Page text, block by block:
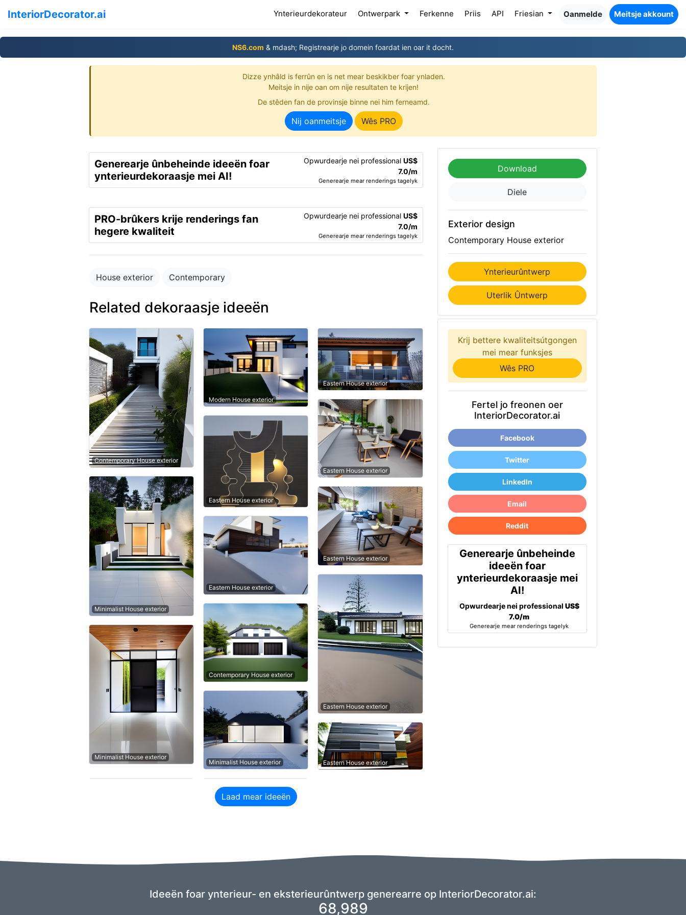
InteriorDecorator.ai Ynterieurdekorateur(current)
Ontwerpark Ferkenne Priis API Friesian Oanmelde Meitsje akkount
NS6.com & mdash; Registrearje jo domein foardat ien oar it docht.
Dizze ynhâld is ferrûn en is net mear beskikber foar ynladen.
Meitsje in nije oan om nije resultaten te krijen!
De stêden fan de provinsje binne nei him ferneamd.
Nij oanmeitsje Wês PRO
Generearje ûnbeheinde ideeën foar
ynterieurdekoraasje mei AI!
Opwurdearje nei professional US$
7.0/m
Generearje mear renderings tagelyk
PRO-brûkers krije renderings fan
hegere kwaliteit
Opwurdearje nei professional US$
7.0/m
Generearje mear renderings tagelyk
House exterior Contemporary
Related dekoraasje ideeën
Contemporary House exterior
Minimalist House exterior
Minimalist House exterior
Modern House exterior
Eastern House exterior
Eastern House exterior
Contemporary House exterior
Minimalist House exterior
Eastern House exterior
Eastern House exterior
Eastern House exterior
Eastern House exterior
Eastern House exterior
Laad mear ideeën
Download
Diele
Exterior design
Contemporary House exterior
Ynterieurûntwerp
Uterlik Ûntwerp
Krij bettere kwaliteitsútgongen
mei mear funksjes
Wês PRO
Fertel jo freonen oer
InteriorDecorator.ai
Facebook
Twitter
LinkedIn
Email
Reddit
Generearje ûnbeheinde
ideeën foar
ynterieurdekoraasje mei
AI!
Opwurdearje nei professional US$
7.0/m
Generearje mear renderings tagelyk
Ideeën foar ynterieur- en eksterieurûntwerp generearre op InteriorDecorator.ai:
68,989